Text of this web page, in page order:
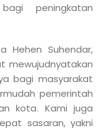
peningkatan
Hehen Suhendar,
mewujudnyatakan
bagi masyarakat
pemerintah
kota. Kami juga
sasaran, yakni